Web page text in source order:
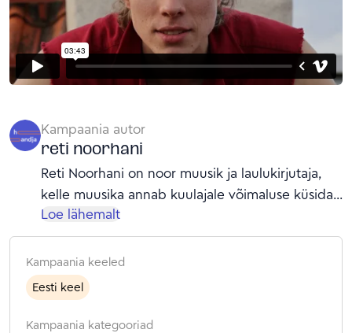
Kampaania autor
reti noorhani
Reti Noorhani on noor muusik ja laulukirjutaja,
kelle muusika annab kuulajale võimaluse küsida
endalt olulisi küsimusi ja leida endast õigeid
vastuseid.
Loe lähemalt
Kampaania keeled
Eesti keel
Kampaania kategooriad